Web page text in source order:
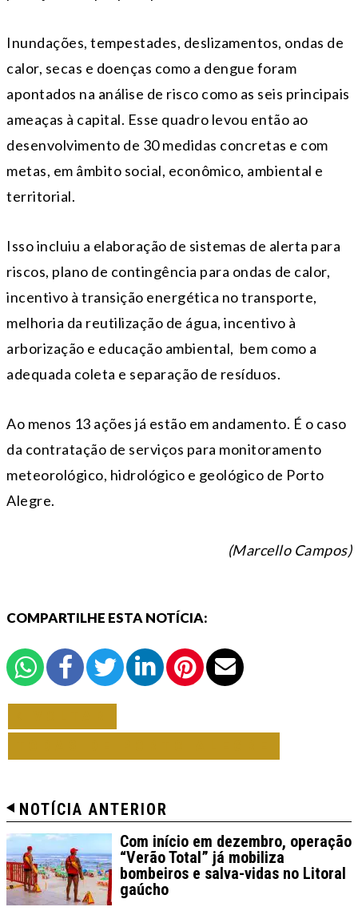
Inundações, tempestades, deslizamentos, ondas de
calor, secas e doenças como a dengue foram
apontados na análise de risco como as seis principais
ameaças à capital. Esse quadro levou então ao
desenvolvimento de 30 medidas concretas e com
metas, em âmbito social, econômico, ambiental e
territorial.
Isso incluiu a elaboração de sistemas de alerta para
riscos, plano de contingência para ondas de calor,
incentivo à transição energética no transporte,
melhoria da reutilização de água, incentivo à
arborização e educação ambiental, bem como a
adequada coleta e separação de resíduos.
Ao menos 13 ações já estão em andamento. É o caso
da contratação de serviços para monitoramento
meteorológico, hidrológico e geológico de Porto
Alegre.
(Marcello Campos)
COMPARTILHE ESTA NOTÍCIA:
NOTÍCIA ANTERIOR
Com início em dezembro, operação
“Verão Total” já mobiliza
bombeiros e salva-vidas no Litoral
gaúcho